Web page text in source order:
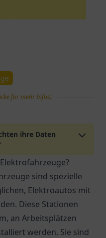
für mehr Infos)
ihre Daten
sind spezielle
Elektroautos mit
Diese Stationen
an Arbeitsplätzen
werden. Sie sind